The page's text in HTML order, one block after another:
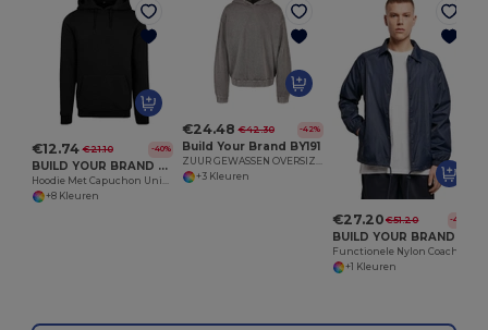
€12.74 €21.10 -40%
BUILD YOUR BRAND BYB001
+8 Kleuren
€24.48 €42.30 -42%
Build Your Brand BY191
+3 Kleuren
€27.20 €51.20 -47%
+1 Kleuren